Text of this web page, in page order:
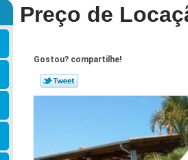
Preço de
Gostou? compartilhe!